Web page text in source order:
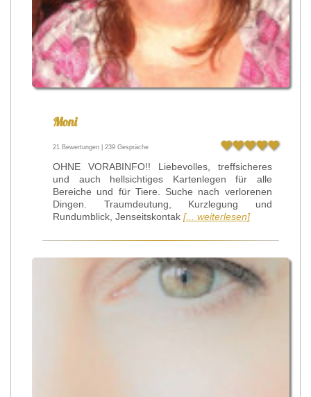
Moni
21 Bewertungen | 239 Gespräche
OHNE VORABINFO!! Liebevolles, treffsicheres
und auch hellsichtiges Kartenlegen für alle
Bereiche und für Tiere. Suche nach verlorenen
Dingen. Traumdeutung, Kurzlegung und
Rundumblick, Jenseitskontak [... weiterlesen]